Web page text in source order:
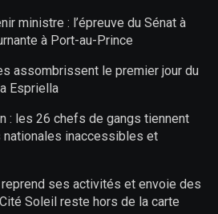
ministre : l’épreuve du Sénat à
à Port-au-Prince
assombrissent le premier jour du
Espriella
: les 26 chefs de gangs tiennent
nationales inaccessibles et
ses activités et envoie des
Soleil reste hors de la carte